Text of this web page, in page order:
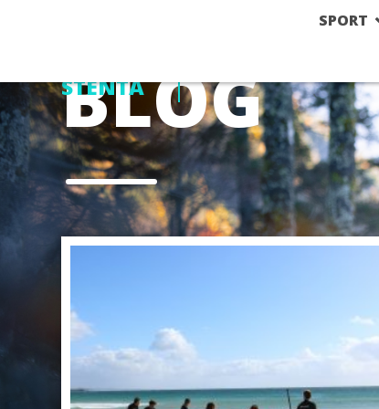
SPORT
TRAININGS
SUP CLINICS
BLOG
STENTA